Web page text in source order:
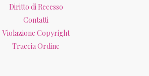
Diritto di Recesso
Contatti
Violazione Copyright
Traccia Ordine